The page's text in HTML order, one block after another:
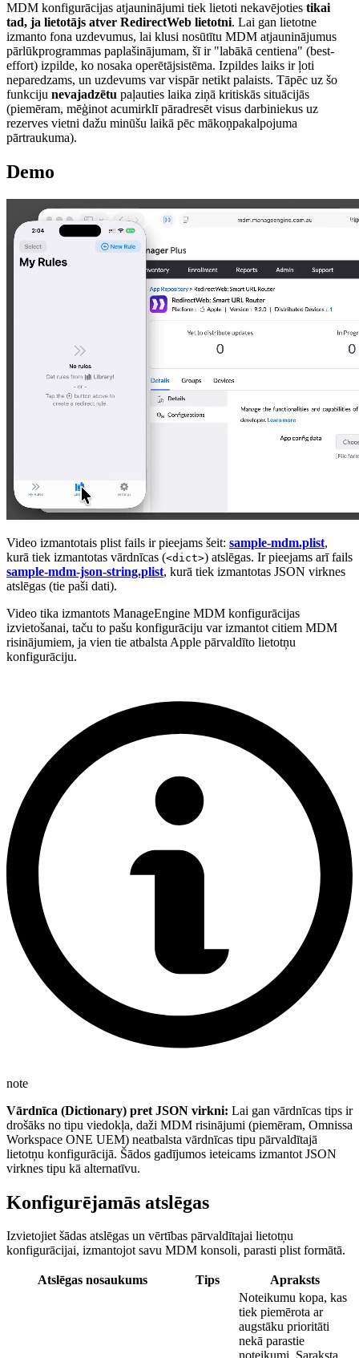
MDM konfigurācijas atjauninājumi tiek lietoti nekavējoties tikai
tad, ja lietotājs atver RedirectWeb lietotni. Lai gan lietotne
izmanto fona uzdevumus, lai klusi nosūtītu MDM atjauninājumus
pārlūkprogrammas paplašinājumam, šī ir "labākā centiena" (best-
effort) izpilde, ko nosaka operētājsistēma. Izpildes laiks ir ļoti
neparedzams, un uzdevums var vispār netikt palaists. Tāpēc uz šo
funkciju nevajadzētu paļauties laika ziņā kritiskās situācijās
(piemēram, mēģinot acumirklī pāradresēt visus darbiniekus uz
rezerves vietni dažu minūšu laikā pēc mākoņpakalpojuma
pārtraukuma).
Demo
Video izmantotais plist fails ir pieejams šeit: sample-mdm.plist,
kurā tiek izmantotas vārdnīcas (<dict>) atslēgas. Ir pieejams arī fails
sample-mdm-json-string.plist, kurā tiek izmantotas JSON virknes
atslēgas (tie paši dati).
Video tika izmantots ManageEngine MDM konfigurācijas
izvietošanai, taču to pašu konfigurāciju var izmantot citiem MDM
risinājumiem, ja vien tie atbalsta Apple pārvaldīto lietotņu
konfigurāciju.
note
Vārdnīca (Dictionary) pret JSON virkni: Lai gan vārdnīcas tips ir
drošāks no tipu viedokļa, daži MDM risinājumi (piemēram, Omnissa
Workspace ONE UEM) neatbalsta vārdnīcas tipu pārvaldītajā
lietotņu konfigurācijā. Šādos gadījumos ieteicams izmantot JSON
virknes tipu kā alternatīvu.
Konfigurējamās atslēgas
Izvietojiet šādas atslēgas un vērtības pārvaldītajai lietotņu
konfigurācijai, izmantojot savu MDM konsoli, parasti plist formātā.
Atslēgas nosaukums Tips
Apraksts
Noteikumu kopa, kas
tiek piemērota ar
augstāku prioritāti
nekā parastie